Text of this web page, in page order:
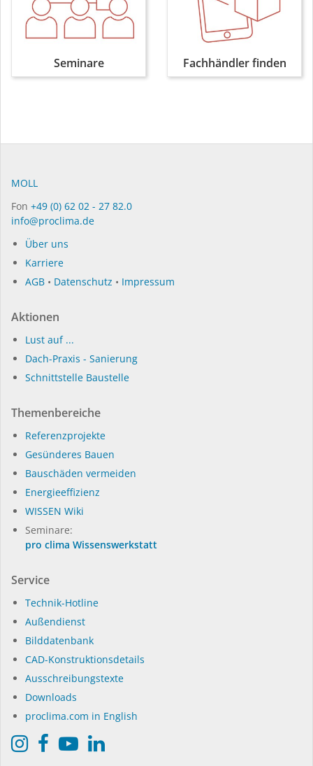
Seminare Fachhändler finden
MOLL
Fon +49 (0) 62 02 - 27 82.0
info@proclima.de
Über uns
Karriere
AGB • Datenschutz • Impressum
Aktionen
Lust auf ...
Dach-Praxis - Sanierung
Schnittstelle Baustelle
Themenbereiche
Referenzprojekte
Gesünderes Bauen
Bauschäden vermeiden
Energieeffizienz
WISSEN Wiki
Seminare:
pro clima Wissenswerkstatt
Service
Technik-Hotline
Außendienst
Bilddatenbank
CAD-Konstruktionsdetails
Ausschreibungstexte
Downloads
proclima.com in English